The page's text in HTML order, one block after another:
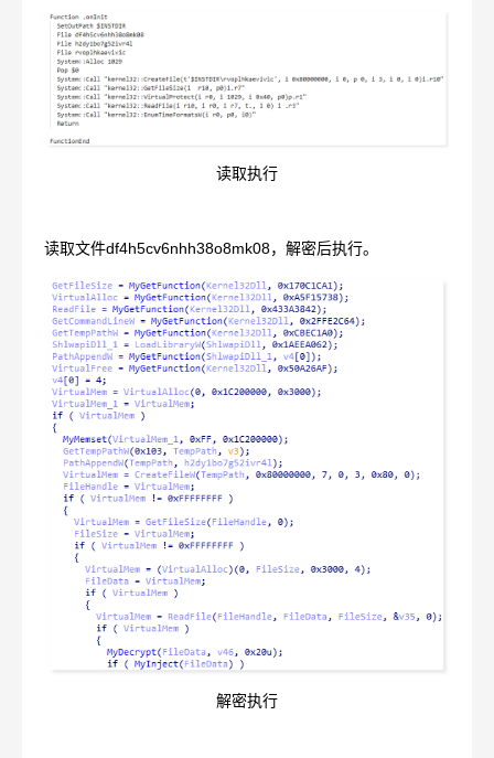
读取执行
读取文件df4h5cv6nhh38o8mk08，解密后执行。
解密执行